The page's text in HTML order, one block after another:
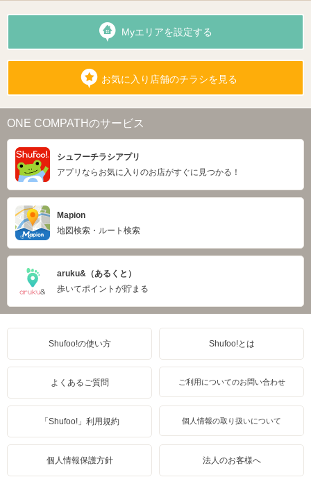
Myエリアを設定する
お気に入り店舗のチラシを見る
ONE COMPATHのサービス
シュフーチラシアプリ
アプリならお気に入りのお店がすぐに見つかる！
Mapion
地図検索・ルート検索
aruku&（あるくと）
歩いてポイントが貯まる
Shufoo!の使い方 Shufoo!とは
よくあるご質問 ご利用についてのお問い合わせ
「Shufoo!」利用規約 個人情報の取り扱いについて
個人情報保護方針 法人のお客様へ